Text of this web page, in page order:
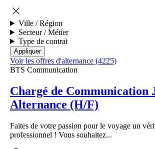
Ville / Région
Secteur / Métier
Type de contrat
Voir les offres d'alternance (4225)
BTS Communication
Chargé de Communication
Alternance (H/F)
Faites de votre passion pour le voyage un
professionnel ! Vous souhaitez...